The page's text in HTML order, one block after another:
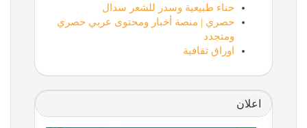
حناء طبيعية وسدر للشعر سدال
حصري | منصة أخبار ومحتوى عربي حصري
ومتجدد
اوراق ثقافية
اعلان